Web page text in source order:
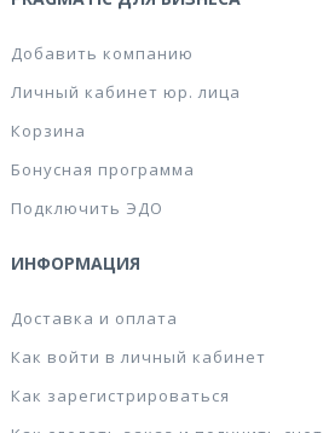
Добавить компанию
Личный кабинет юр. лица
Корзина
Бонусная программа
Подключить ЭДО
ИНФОРМАЦИЯ
Доставка и оплата
Как войти в личный кабинет
Как зарегистрироваться